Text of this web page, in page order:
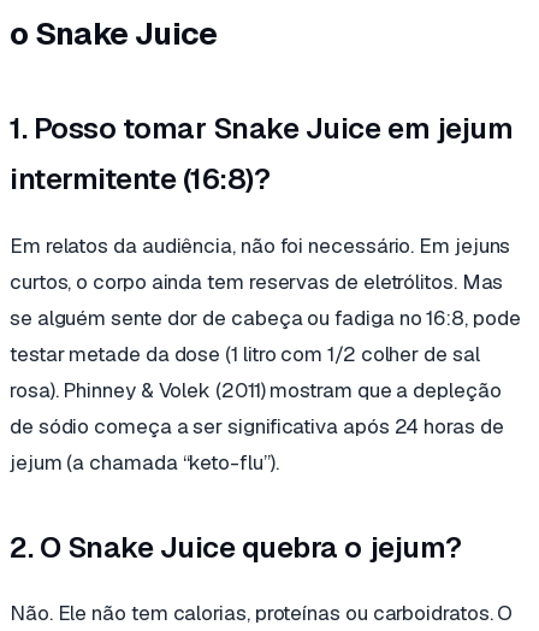
o Snake Juice
1. Posso tomar Snake Juice em jejum
intermitente (16:8)?
Em relatos da audiência, não foi necessário. Em jejuns
curtos, o corpo ainda tem reservas de eletrólitos. Mas
se alguém sente dor de cabeça ou fadiga no 16:8, pode
testar metade da dose (1 litro com 1/2 colher de sal
rosa). Phinney & Volek (2011) mostram que a depleção
de sódio começa a ser significativa após 24 horas de
jejum (a chamada “keto-flu”).
2. O Snake Juice quebra o jejum?
Não. Ele não tem calorias, proteínas ou carboidratos. O